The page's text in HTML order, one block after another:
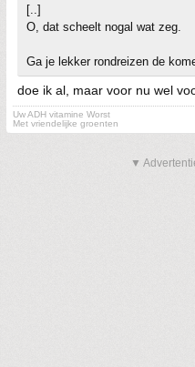
[..]
O, dat scheelt nogal wat zeg.
Ga je lekker rondreizen de
doe ik al, maar voor nu wel
Uw ADH vitamine Worst
Met vriendelijke groenten
▼